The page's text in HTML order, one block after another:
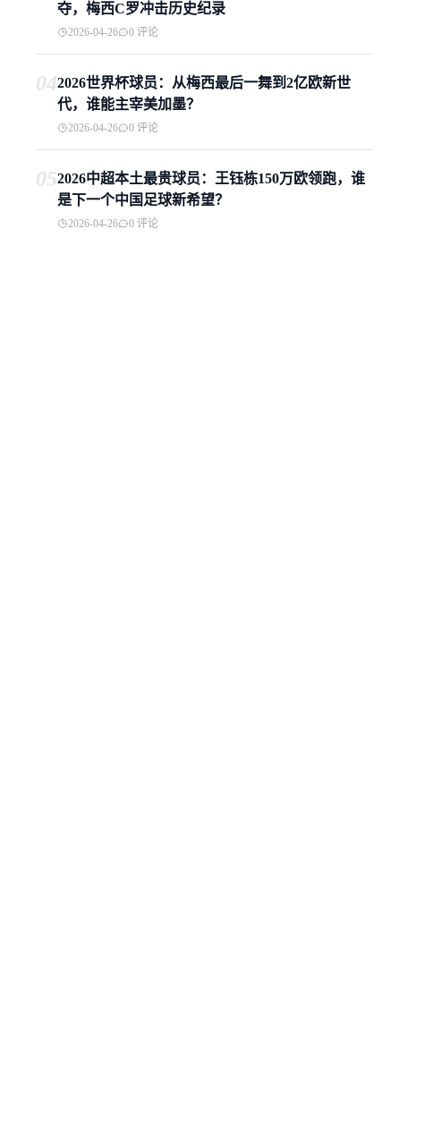
夺，梅西C罗冲击历史纪录
2026-04-26 0 评论
042026世界杯球员：从梅西最后一舞到2亿欧新世
代，谁能主宰美加墨？
2026-04-26 0 评论
052026中超本土最贵球员：王钰栋150万欧领跑，谁
是下一个中国足球新希望？
2026-04-26 0 评论